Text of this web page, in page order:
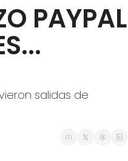
PAYPAL
salidas de